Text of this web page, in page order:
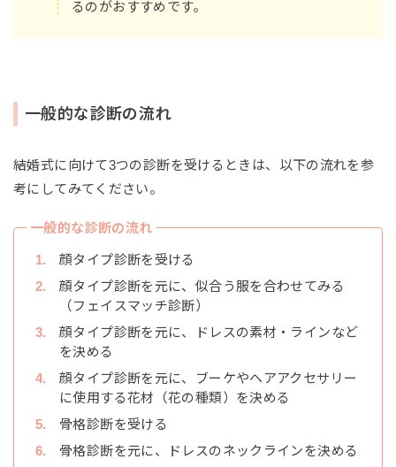
るのがおすすめです。
一般的な診断の流れ
結婚式に向けて3つの診断を受けるときは、以下の流れを参
考にしてみてください。
一般的な診断の流れ
顔タイプ診断を受ける
顔タイプ診断を元に、似合う服を合わせてみる
（フェイスマッチ診断）
顔タイプ診断を元に、ドレスの素材・ラインなど
を決める
顔タイプ診断を元に、ブーケやヘアアクセサリー
に使用する花材（花の種類）を決める
骨格診断を受ける
骨格診断を元に、ドレスのネックラインを決める